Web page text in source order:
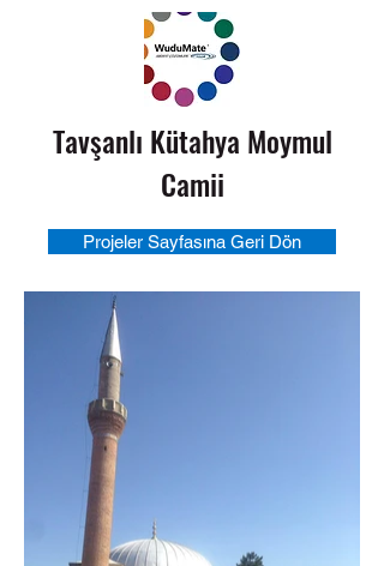
Tavşanlı Kütahya Moymul
Camii
Projeler Sayfasına Geri Dön